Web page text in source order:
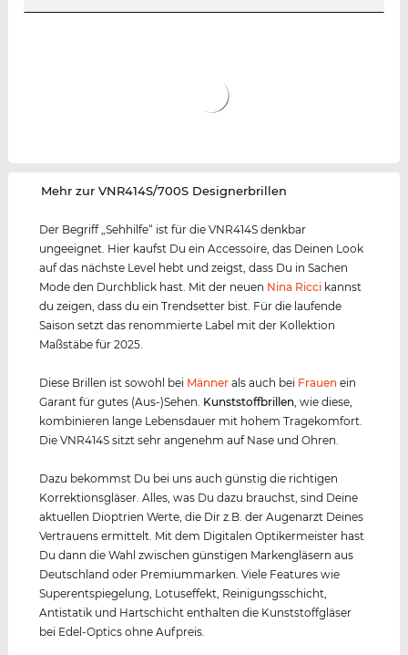
‌Mehr zur VNR414S/700S Designerbrillen
Der Begriff „Sehhilfe“ ist für die VNR414S denkbar
ungeeignet. Hier kaufst Du ein Accessoire, das Deinen Look
auf das nächste Level hebt und zeigst, dass Du in Sachen
Mode den Durchblick hast. Mit der neuen Nina Ricci kannst
du zeigen, dass du ein Trendsetter bist. Für die laufende
Saison setzt das renommierte Label mit der Kollektion
Maßstäbe für 2025.
Diese Brillen ist sowohl bei Männer als auch bei Frauen ein
Garant für gutes (Aus-)Sehen. Kunststoffbrillen , wie diese,
kombinieren lange Lebensdauer mit hohem Tragekomfort.
Die VNR414S sitzt sehr angenehm auf Nase und Ohren.
Dazu bekommst Du bei uns auch günstig die richtigen
Korrektionsgläser. Alles, was Du dazu brauchst, sind Deine
aktuellen Dioptrien Werte, die Dir z.B. der Augenarzt Deines
Vertrauens ermittelt. Mit dem Digitalen Optikermeister hast
Du dann die Wahl zwischen günstigen Markengläsern aus
Deutschland oder Premiummarken. Viele Features wie
Superentspiegelung, Lotuseffekt, Reinigungsschicht,
Antistatik und Hartschicht enthalten die Kunststoffgläser
bei Edel-Optics ohne Aufpreis.